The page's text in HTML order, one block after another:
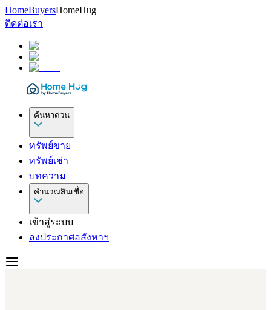
HomeBuyersHomeHug
ติดต่อเรา
ค้นหาด่วน
ทรัพย์ขาย
ทรัพย์เช่า
บทความ
คำนวณสินเชื่อ
เข้าสู่ระบบ
ลงประกาศอสังหาฯ